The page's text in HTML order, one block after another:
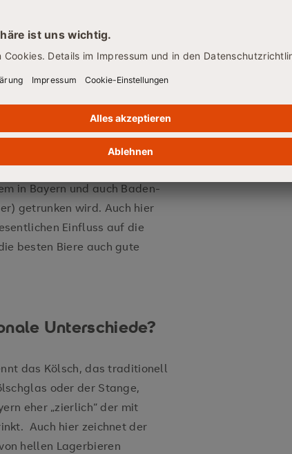
Bier der Geschmack sowie
wie Schaumstabilität und
sensorischen Aspekten
So ist das beliebteste
in Bayern und auch Baden-
getrunken wird. Auch hier
Einfluss auf die
besten Biere auch gute
Unterschiede?
das Kölsch, das traditionell
oder der Stange,
eher „zierlich“ der mit
Auch hier zeichnet der
hellen Lagerbieren